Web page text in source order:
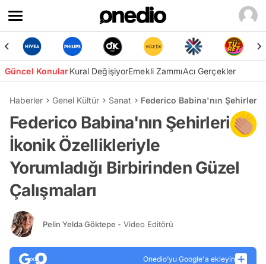
Güncel KonularKural DeğişiyorEmekli ZammıAcı Gerçekler
Haberler Genel Kültür Sanat Federico Babina'nın Şehirleri
Federico Babina'nın Şehirleri
İkonik Özellikleriyle
Yorumladığı Birbirinden Güzel
Çalışmaları
Pelin Yelda Göktepe - Video Editörü
Onedio’yu Google'a ekleyin